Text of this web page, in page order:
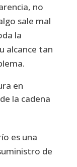
no
sale mal
la
alcance tan
en
la cadena
es una
de